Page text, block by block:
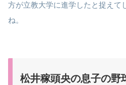
方が立教大学に進学したと捉えて
ね。
松井稼頭央の息子の野